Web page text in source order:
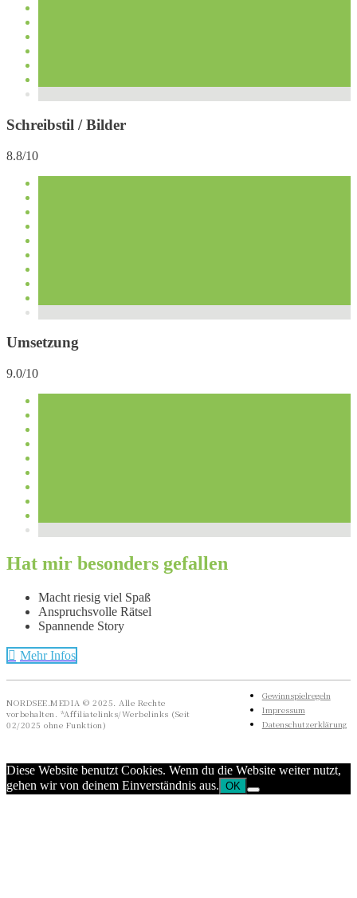
Schreibstil / Bilder
8.8/10
Umsetzung
9.0/10
Hat mir besonders gefallen
Macht riesig viel Spaß
Anspruchsvolle Rätsel
Spannende Story
Mehr Infos
NORDSEE.MEDIA © 2025. Alle Rechte
vorbehalten. *Affiliatelinks/Werbelinks (Seit
02/2025 ohne Funktion)
Gewinnspielregeln
Impressum
Datenschutzerklärung
Diese Website benutzt Cookies. Wenn du die Website weiter nutzt,
gehen wir von deinem Einverständnis aus. OK